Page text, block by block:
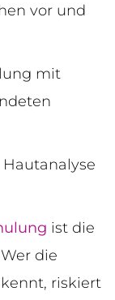
vor und
mit
ist die
die
riskiert